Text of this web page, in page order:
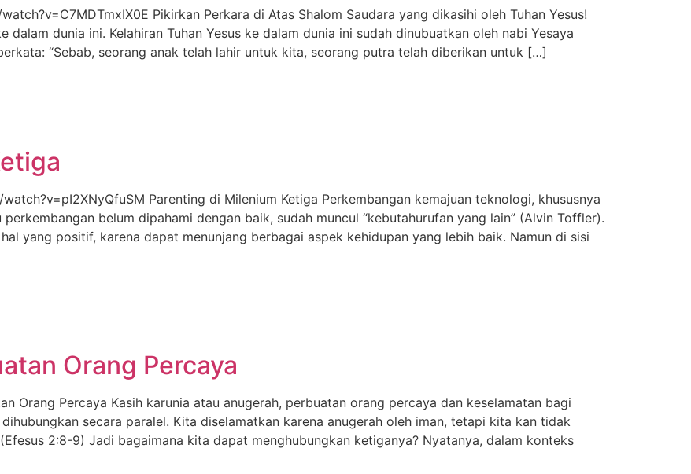
Pikirkan Perkara di Atas Shalom Saudara yang dikasihi oleh Tuhan Yesus!
dalam dunia ini. Kelahiran Tuhan Yesus ke dalam dunia ini sudah dinubuatkan oleh nabi Yesaya
“Sebab, seorang anak telah lahir untuk kita, seorang putra telah diberikan untuk […]
Parenting di Milenium Ketiga Perkembangan kemajuan teknologi, khususnya
belum dipahami dengan baik, sudah muncul “kebutahurufan yang lain” (Alvin Toffler).
yang positif, karena dapat menunjang berbagai aspek kehidupan yang lebih baik. Namun di sisi
Orang Percaya
Orang Percaya Kasih karunia atau anugerah, perbuatan orang percaya dan keselamatan bagi
secara paralel. Kita diselamatkan karena anugerah oleh iman, tetapi kita kan tidak
2:8-9) Jadi bagaimana kita dapat menghubungkan ketiganya? Nyatanya, dalam konteks